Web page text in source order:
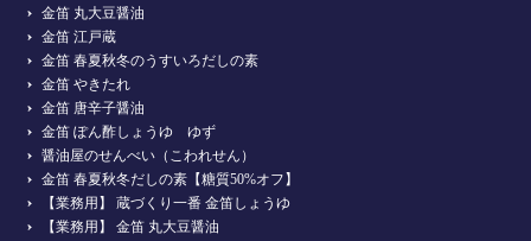
金笛 丸大豆醤油
金笛 江戸蔵
金笛 春夏秋冬のうすいろだしの素
金笛 やきたれ
金笛 唐辛子醤油
金笛 ぽん酢しょうゆ ゆず
醤油屋のせんべい（こわれせん）
金笛 春夏秋冬だしの素【糖質50%オフ】
【業務用】 蔵づくり一番 金笛しょうゆ
【業務用】 金笛 丸大豆醤油